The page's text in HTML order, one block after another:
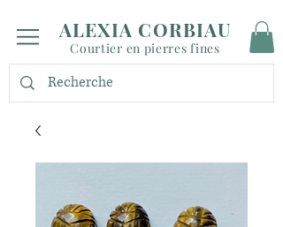
ALEXIA CORBIAU
Courtier en pierres fines